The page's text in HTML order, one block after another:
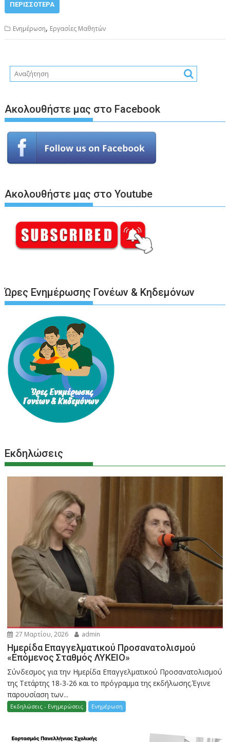
ΠΕΡΙΣΣΌΤΕΡΑ
Ενημέρωση, Εργασίες Μαθητών
Ακολουθήστε μας στο Facebook
Ακολουθήστε μας στο Youtube
Ώρες Ενημέρωσης Γονέων & Κηδεμόνων
Εκδηλώσεις
27 Μαρτίου, 2026 admin
Ημερίδα Επαγγελματικού Προσανατολισμού
«Επόμενος Σταθμός ΛΥΚΕΙΟ»
Σύνδεσμος για την Ημερίδα Επαγγελματικού Προσανατολισμού
της Τετάρτης 18-3-26 και το πρόγραμμα της εκδήλωσης.Έγινε
παρουσίαση των...
Εκδηλώσεις - Ενημερώσεις Ενημέρωση